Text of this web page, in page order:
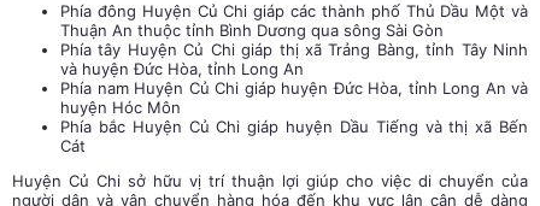
Phía đông Huyện Củ Chi giáp các thành phố Thủ Dầu Một và
Thuận An thuộc tỉnh Bình Dương qua sông Sài Gòn
Phía tây Huyện Củ Chi giáp thị xã Trảng Bàng, tỉnh Tây Ninh
và huyện Đức Hòa, tỉnh Long An
Phía nam Huyện Củ Chi giáp huyện Đức Hòa, tỉnh Long An và
huyện Hóc Môn
Phía bắc Huyện Củ Chi giáp huyện Dầu Tiếng và thị xã Bến
Cát
Huyện Củ Chi sở hữu vị trí thuận lợi giúp cho việc di chuyển của
người dân và vận chuyển hàng hóa đến khu vực lân cận dễ dàng